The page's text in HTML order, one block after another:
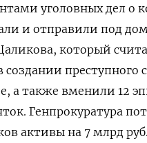
уголовных дел о
и отправили под
который
преступного
а также вменили 12
Генпрокуратура
активы на 7 млрд руб.